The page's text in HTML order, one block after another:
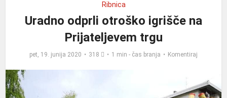
Ribnica
Uradno odprli otroško igrišče na
Prijateljevem trgu
pet, 19. junija 2020 318 1 min - čas branja Komentiraj